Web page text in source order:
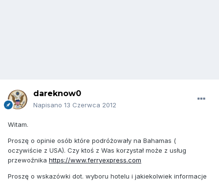
dareknow0
Napisano 13 Czerwca 2012
Witam.
Proszę o opinie osób które podróżowały na Bahamas (
oczywiście z USA). Czy ktoś z Was korzystał może z usług
przewoźnika https://www.ferryexpress.com
Proszę o wskazówki dot. wyboru hotelu i jakiekolwiek informacje